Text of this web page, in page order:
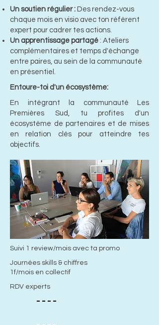
Un soutien régulier : Des rendez-vous
chaque mois en visio avec ton référent
expert pour cadrer tes actions.
Un apprentissage partagé : Ateliers
complémentaires et temps d'échange
entre paires, au sein de la communauté
en présentiel.
Entoure-toi d'un écosystème:
En intégrant la communauté Les
Premières Sud, tu profites d'un
écosystème de partenaires et de mises
en relation clés pour atteindre tes
objectifs.
Suivi 1 review/mois avec ta promo
Journées skills & chiffres
1f/mois en collectif
RDV experts